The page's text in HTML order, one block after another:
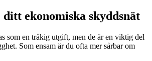
ekonomiska skyddsnät
som en tråkig utgift, men de är en viktig del
Som ensam är du ofta mer sårbar om